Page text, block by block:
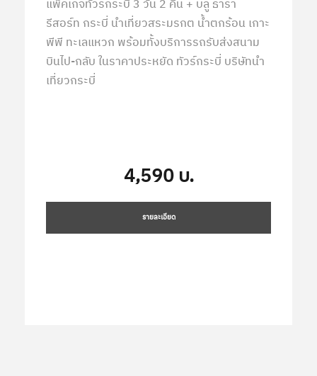
แพ็คเกจทัวร์กระบี่ 3 วัน 2 คืน + บลู ธารา
รีสอร์ท กระบี่ นำเที่ยวสระมรกต น้ำตกร้อน เกาะ
พีพี ทะเลแหวก พร้อมทั้งบริการรถรับส่งสนาม
บินไป-กลับ ในราคาประหยัด ทัวร์กระบี่ บริษัทนำ
เที่ยวกระบี่
4,590 บ.
รายละเอียด